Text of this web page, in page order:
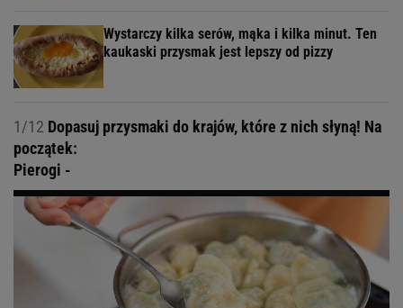
Wystarczy kilka serów, mąka i kilka minut. Ten
kaukaski przysmak jest lepszy od pizzy
1/12 Dopasuj przysmaki do krajów, które z nich słyną! Na
początek:
Pierogi -